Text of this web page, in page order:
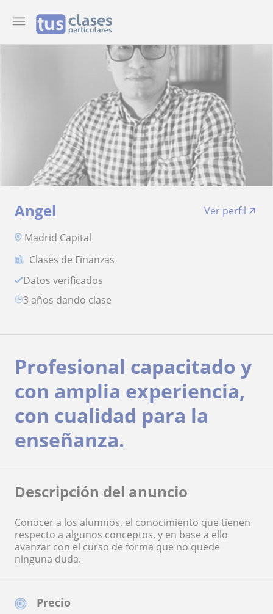
Angel
Ver perfil
Madrid Capital
Clases de Finanzas
Datos verificados
3 años dando clase
Precio
Profesional capacitado y
con amplia experiencia,
con cualidad para la
enseñanza.
Descripción del anuncio
Conocer a los alumnos, el conocimiento que tienen
respecto a algunos conceptos, y en base a ello
avanzar con el curso de forma que no quede
ninguna duda.